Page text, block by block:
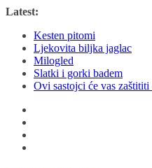
Skip
content
Latest:
Kesten pitomi
Ljekovita biljka jaglac
Milogled
Slatki i gorki badem
Ovi sastojci će vas